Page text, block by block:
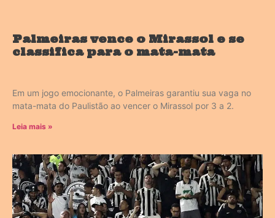
Palmeiras vence o Mirassol e se
classifica para o mata-mata
Em um jogo emocionante, o Palmeiras garantiu sua vaga no
mata-mata do Paulistão ao vencer o Mirassol por 3 a 2.
Leia mais »